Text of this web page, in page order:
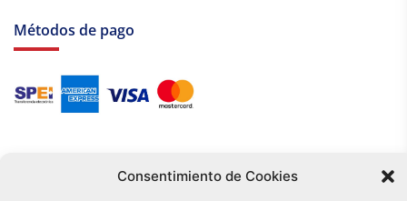
Consentimiento de Cookies
Métodos de pago